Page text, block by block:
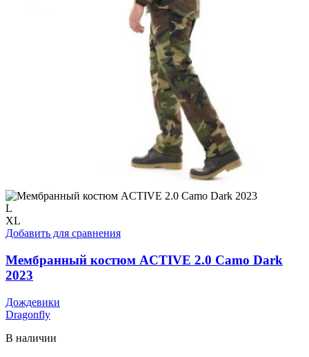
L
XL
Добавить для сравнения
Мембранный костюм ACTIVE 2.0 Camo Dark
2023
Дождевики
Dragonfly
В наличии